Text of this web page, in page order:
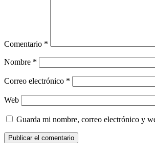
Comentario *
Nombre *
Correo electrónico *
Web
Guarda mi nombre, correo electrónico y